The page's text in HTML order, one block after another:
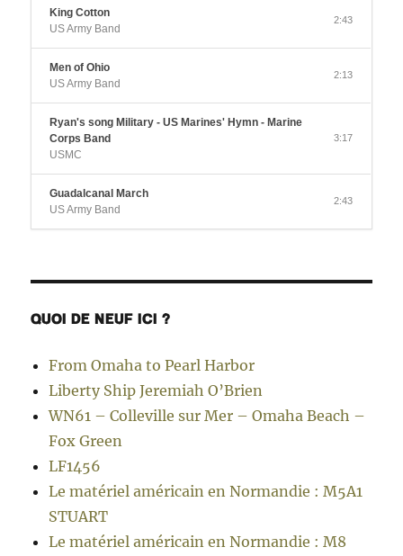
King Cotton
US Army Band
2:43
Men of Ohio
US Army Band
2:13
Ryan's song Military - US Marines' Hymn - Marine
Corps Band
USMC
3:17
Guadalcanal March
US Army Band
2:43
QUOI DE NEUF ICI ?
From Omaha to Pearl Harbor
Liberty Ship Jeremiah O’Brien
WN61 – Colleville sur Mer – Omaha Beach –
Fox Green
LF1456
Le matériel américain en Normandie : M5A1
STUART
Le matériel américain en Normandie : M8